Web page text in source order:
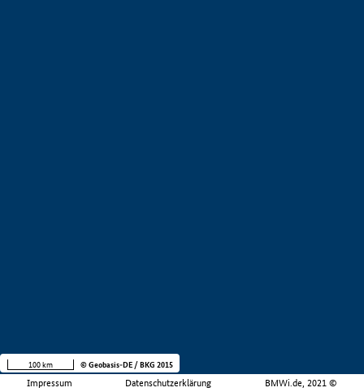
Impressum Datenschutzerklärung BMWi.de, 2021 ©
100 km © Geobasis-DE / BKG 2015